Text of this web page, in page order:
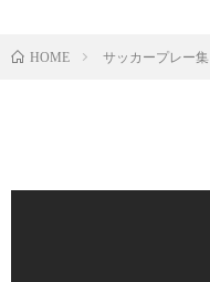
HOME サッカープレー集